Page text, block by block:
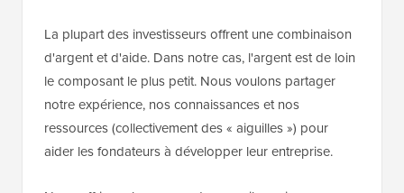
La plupart des investisseurs offrent une combinaison
d'argent et d'aide. Dans notre cas, l'argent est de loin
le composant le plus petit. Nous voulons partager
notre expérience, nos connaissances et nos
ressources (collectivement des « aiguilles ») pour
aider les fondateurs à développer leur entreprise.